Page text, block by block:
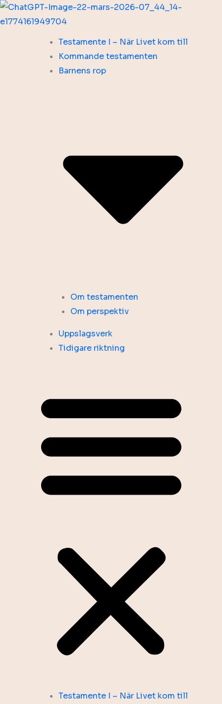
Hoppa
till
Testamente I – När Livet kom till
Kommande testamenten
Barnens rop
Om testamenten
Om perspektiv
Uppslagsverk
Tidigare riktning
Testamente I – När Livet kom till